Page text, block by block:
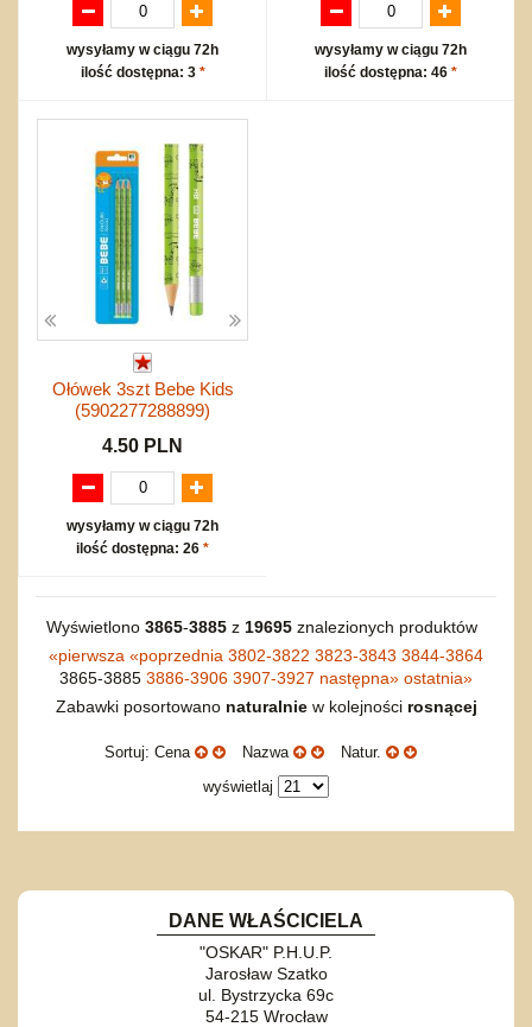
wysyłamy w ciągu 72h
ilość dostępna: 3 *
wysyłamy w ciągu 72h
ilość dostępna: 46 *
Ołówek 3szt Bebe Kids
(5902277288899)
4.50 PLN
wysyłamy w ciągu 72h
ilość dostępna: 26 *
Wyświetlono 3865-3885z 19695znalezionych produktów
«pierwsza «poprzednia 3802-3822 3823-3843 3844-3864
3865-3885 3886-3906 3907-3927 następna» ostatnia»
Zabawki posortowano naturalniew kolejności rosnącej
Sortuj: Cena Nazwa
Natur.
wyświetlaj
DANE WŁAŚCICIELA
"OSKAR" P.H.U.P.
Jarosław Szatko
ul. Bystrzycka 69c
54-215 Wrocław